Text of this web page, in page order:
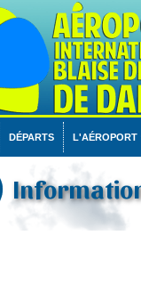
DÉPARTS L'AÉROPORT